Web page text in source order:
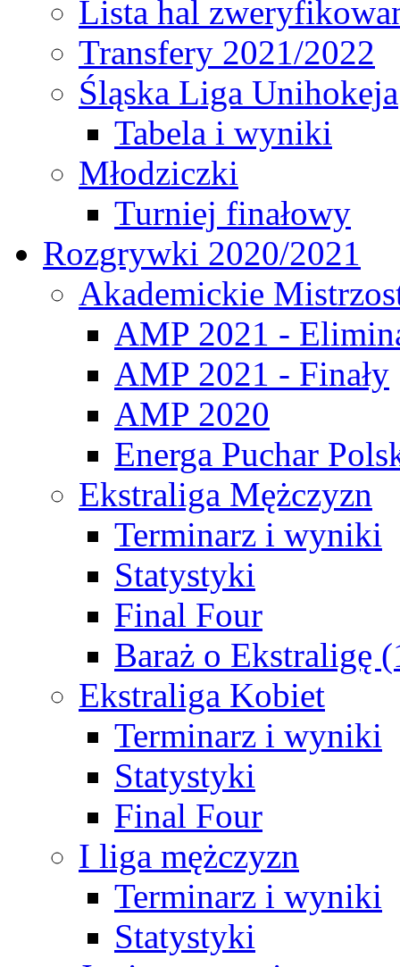
Lista hal
Transfery 2021/2022
Śląska Liga Unihokeja
Tabela i wyniki
Młodziczki
Turniej finałowy
Rozgrywki 2020/2021
Akademickie
AMP 2021 -
AMP 2021 - Finały
AMP 2020
Energa Puchar
Ekstraliga Mężczyzn
Terminarz i wyniki
Statystyki
Final Four
Baraż o Ekstraligę
Ekstraliga Kobiet
Terminarz i wyniki
Statystyki
Final Four
I liga mężczyzn
Terminarz i wyniki
Statystyki